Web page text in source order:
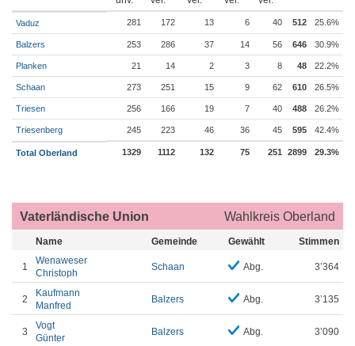
Vaduz 281 172 13 6 40 512 25.6%
Balzers 253 286 37 14 56 646 30.9%
Planken 21 14 2 3 8 48 22.2%
Schaan 273 251 15 9 62 610 26.5%
Triesen 256 166 19 7 40 488 26.2%
Triesenberg 245 223 46 36 45 595 42.4%
Total Oberland 1329 1112 132 75 251 2899 29.3%
Vaterländische Union Wahlkreis Oberland
Name Gemeinde Gewählt Stimmen
1
Wenaweser
Christoph
Schaan Abg. 3’364
2
Kaufmann
Manfred
Balzers Abg. 3’135
3
Vogt
Günter
Balzers Abg. 3’090